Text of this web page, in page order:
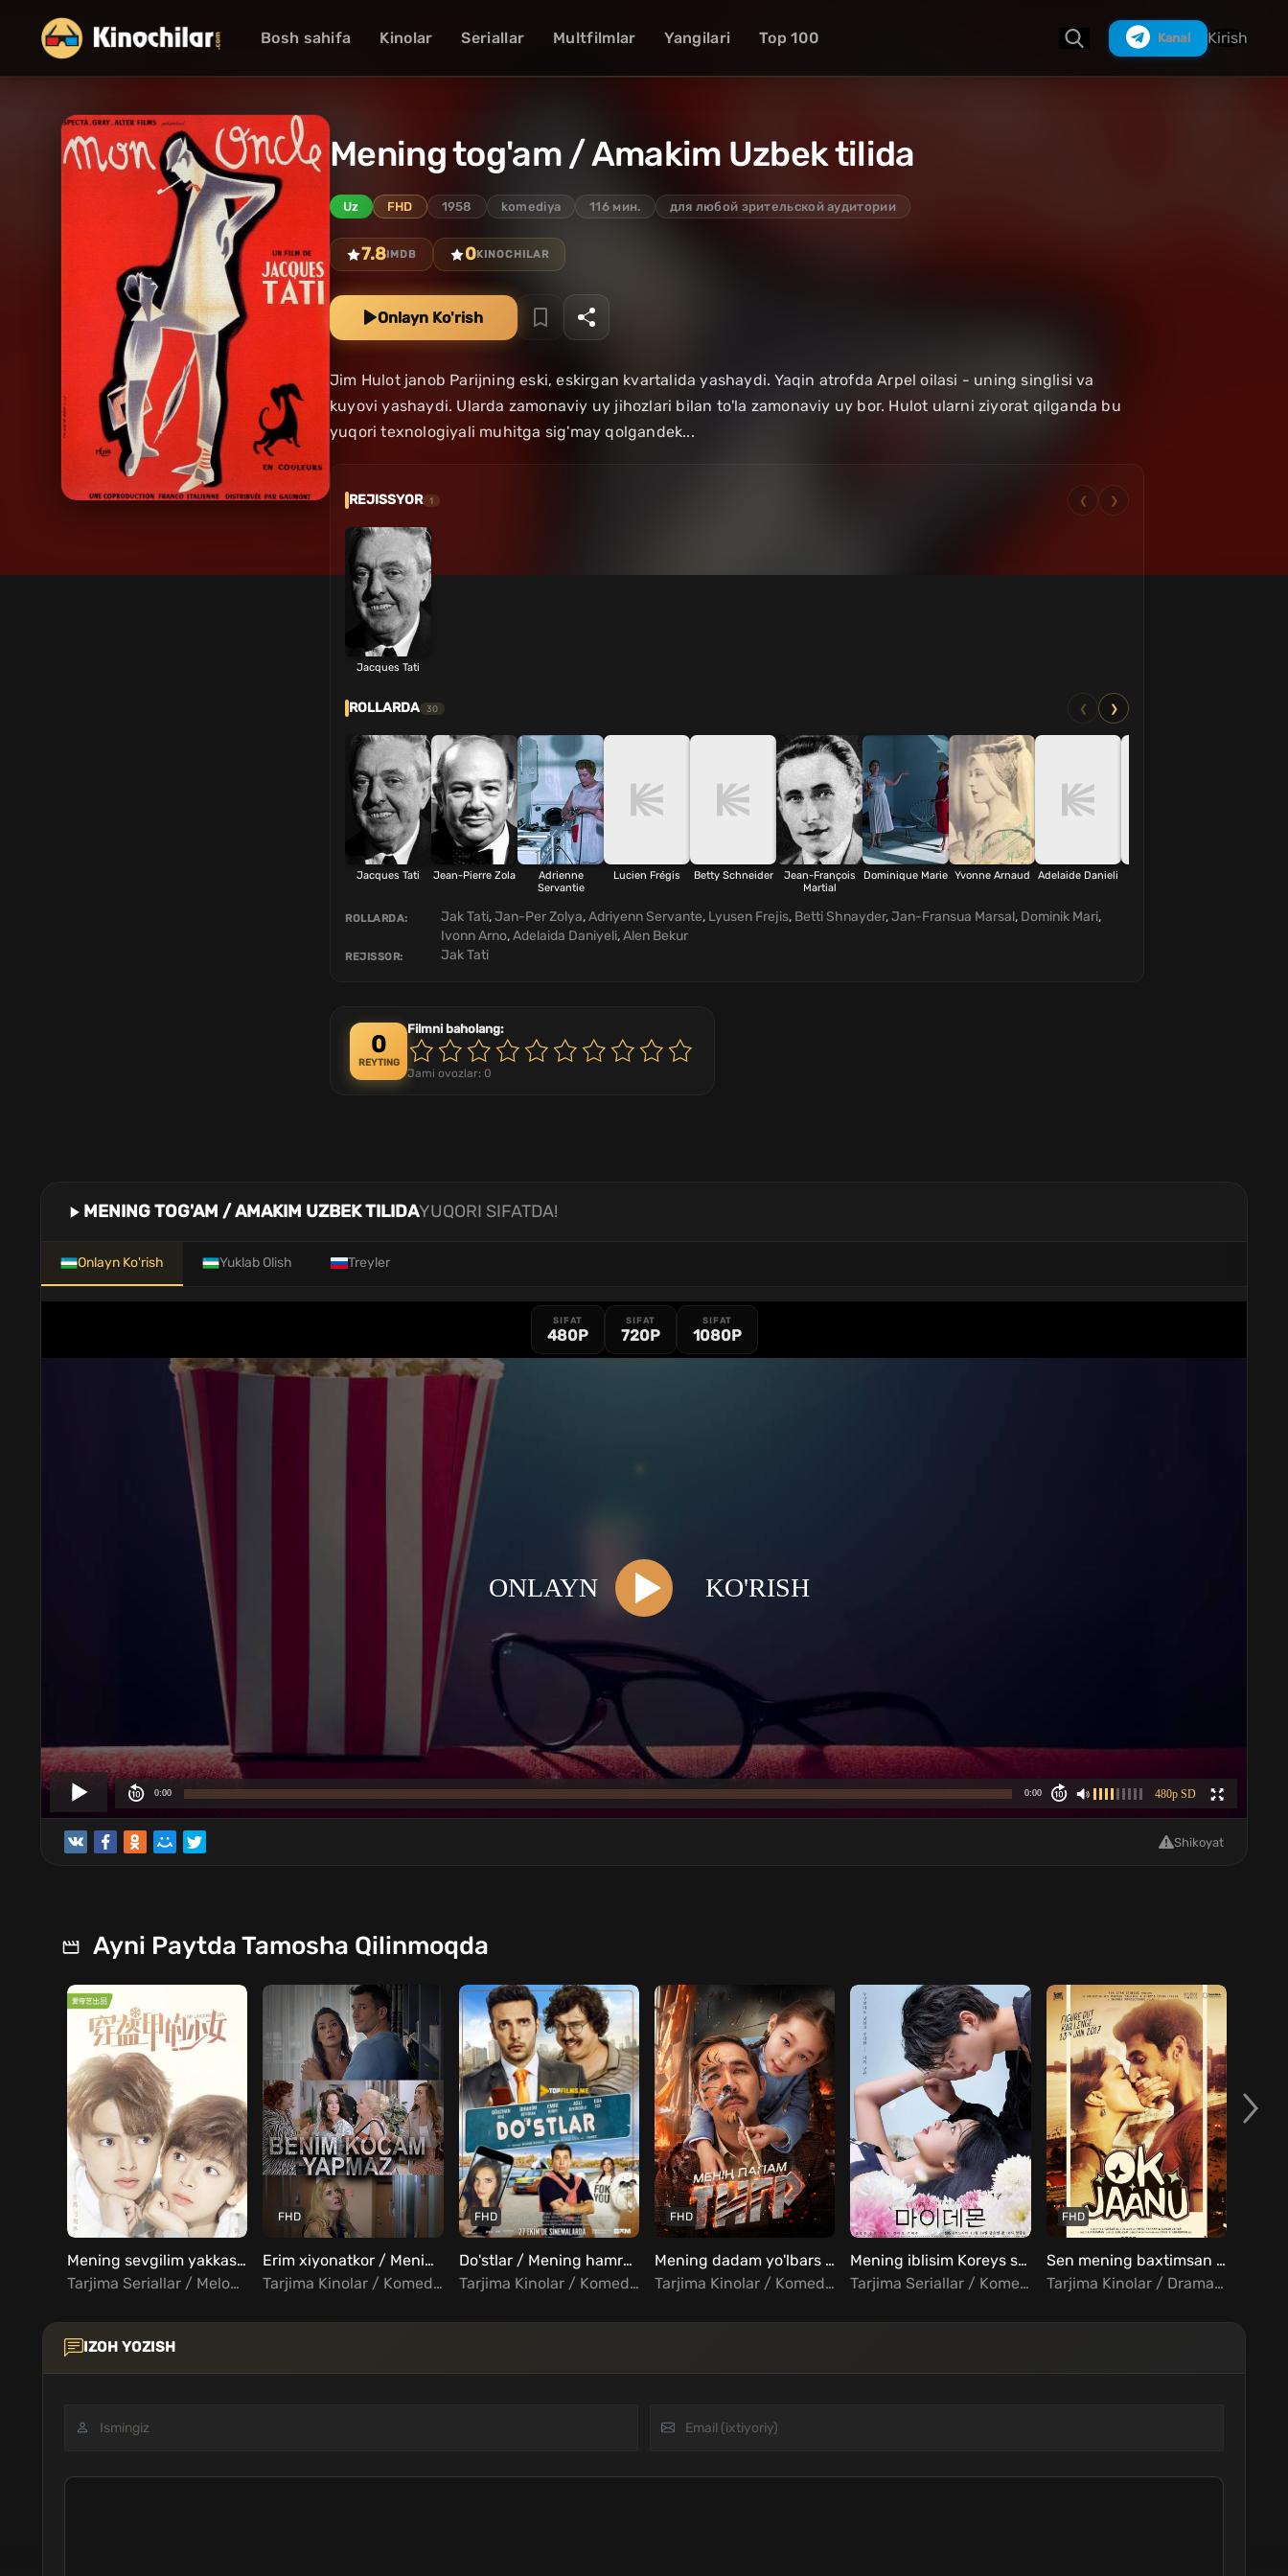
Bosh sahifa Kinolar Seriallar Multfilmlar Yangilari Top 100 Kanal Kirish
Mening tog'am / Amakim Uzbek tilida
Uz FHD 1958 komediya 116 мин. для любой зрительской аудитории
7.8IMDB 0KINOCHILAR
Onlayn Ko'rish
Jim Hulot janob Parijning eski, eskirgan kvartalida yashaydi. Yaqin atrofda Arpel oilasi - uning singlisi va
kuyovi yashaydi. Ularda zamonaviy uy jihozlari bilan to'la zamonaviy uy bor. Hulot ularni ziyorat qilganda bu
yuqori texnologiyali muhitga sig'may qolgandek...
REJISSYOR 1 ❮ ❯
Jacques Tati
ROLLARDA 30 ❮ ❯
Jacques Tati Jean-Pierre Zola
Adrienne
Servantie
Lucien Frégis Betty Schneider
Jean-François
Martial
Dominique Marie Yvonne Arnaud Adelaide Danieli
ROLLARDA: Jak Tati,Jan-Per Zolya,Adriyenn Servante, Lyusen Frejis, Betti Shnayder,Jan-Fransua Marsal, Dominik Mari,
Ivonn Arno,Adelaida Daniyeli,Alen Bekur
REJISSOR: Jak Tati
0
REYTING
Filmni baholang:
Jami ovozlar: 0
MENING TOG'AM / AMAKIM UZBEK TILIDAYUQORI SIFATDA!
Onlayn Ko'rish Yuklab Olish Treyler
SIFAT
480P
SIFAT
720P
SIFAT
1080P
Shikoyat
Ayni Paytda Tamosha Qilinmoqda
Mening sevgilim yakkashox Barcha qismlar Uzbek Tilida
Tarjima Seriallar / Melodrama / Xorij Seriallar Uzbek Tilida
FHD
Erim xiyonatkor / Mening erim yo'q Uzbek tilida
Tarjima Kinolar / Komediya / Turk Kinolar Uzbek Tilida
FHD
Do'stlar / Mening hamrohim Uzbek tilida
Tarjima Kinolar / Komediya / Turk Kinolar Uzbek Tilida
FHD
Mening dadam yo'lbars Uzbek Tilida
Tarjima Kinolar / Komediya / Qozoq kinolar Uzbek Tilida
Mening iblisim Koreys serial barcha qismlar Uzbek tilida
Tarjima Seriallar / Komediya / Melodrama / Fentezi / Xorij Seriallar Uzbek Tilida
FHD
Sen mening baxtimsan Uzbek tilida
Tarjima Kinolar / Drama / Melodrama / Hind Kinolar Uzbek Tilida
IZOH YOZISH